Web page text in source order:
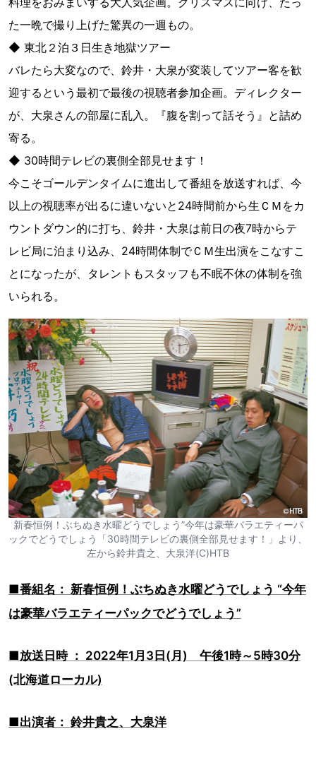
た一晩で撮り上げた驚異の一週もの。
◆ 東北２泊３日生き地獄ツアー
バレたら大変なので、鈴井・大泉が変装してツアー客を歓
迎するという最初で最後の視聴者参加企画。ディレクター
が、大泉さんの部屋に乱入。『腹を割って話そう』と詰め
寄る。
◆ 30時間テレビの裏側全部見せます！
今こそゴールデンタイムに進出して番組を放送すれば、今
以上の視聴率が出るに違いないと24時間前から生ＣＭをカ
ウントダウン的に打ち、鈴井・大泉は前日の夜7時からテ
レビ局に泊まり込み、24時間体制でＣＭ生出演をこなすこ
とになったが、タレントもスタッフも不眠不休の体制を強
いられる。
新春恒例！ぶちぬき水曜どうでしょう”今年は豪華バラエティーパ
ックでどうでしょう「30時間テレビの裏側全部見せます！」より、
左から鈴井貴之、大泉洋(C)HTB
■番組名： 新春恒例！ぶちぬき水曜どうでしょう “今年
は豪華バラエティーパックでどうでしょう”
■放送日時 ： 2022年1月3日(月) 午後1時～5時30分
(北海道ローカル)
■出演者： 鈴井貴之、大泉洋